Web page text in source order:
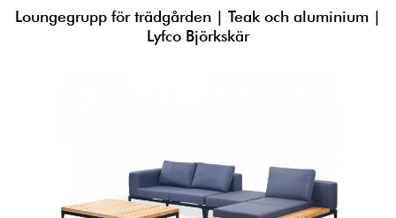
Loungegrupp för trädgården | Teak och aluminium |
Lyfco Björkskär